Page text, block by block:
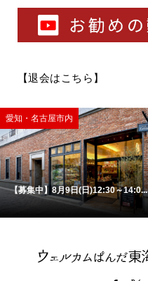
【退会はこちら 】
愛知・名古屋市内
【募集中】8月9日(日)12:30～14:0...